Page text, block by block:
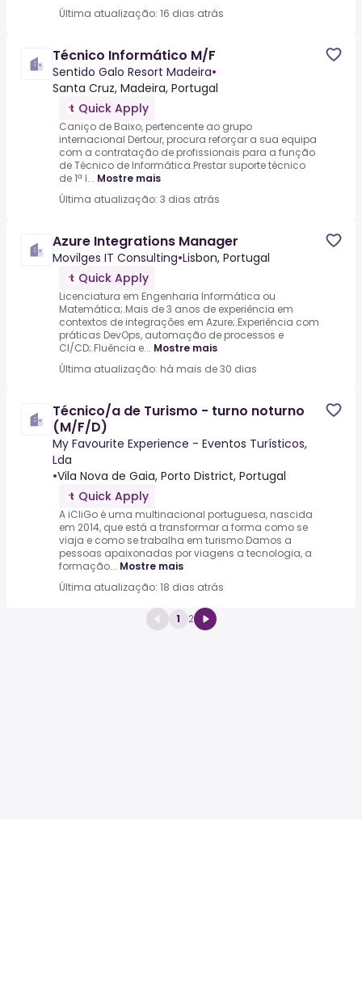
Última atualização: 16 dias atrás
Técnico Informático M/F
Sentido Galo Resort Madeira•
Santa Cruz, Madeira, Portugal
Quick Apply
Caniço de Baixo, pertencente ao grupo
internacional Dertour, procura reforçar a sua equipa
com a contratação de profissionais para a função
de Técnico de Informática.Prestar suporte técnico
de 1ª l... Mostre mais
Última atualização: 3 dias atrás
Azure Integrations Manager
Movilges IT Consulting•Lisbon, Portugal
Quick Apply
Licenciatura em Engenharia Informática ou
Matemática;.Mais de 3 anos de experiência em
contextos de integrações em Azure;.Experiência com
práticas DevOps, automação de processos e
CI/CD;.Fluência e... Mostre mais
Última atualização: há mais de 30 dias
Técnico/a de Turismo - turno noturno
(M/F/D)
My Favourite Experience - Eventos Turísticos,
Lda
•Vila Nova de Gaia, Porto District, Portugal
Quick Apply
A iCliGo é uma multinacional portuguesa, nascida
em 2014, que está a transformar a forma como se
viaja e como se trabalha em turismo.Damos a
pessoas apaixonadas por viagens a tecnologia, a
formação... Mostre mais
Última atualização: 18 dias atrás
1 2